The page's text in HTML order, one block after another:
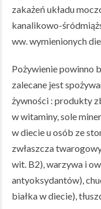
zakażeń układu
kanalikowo-
ww. wymienionych
Pożywienie powinno
zalecane jest
żywności : produkty
w witaminy, sole
w diecie u osób ze
zwłaszcza
wit. B2), warzywa i
antyoksydantów),
białka w diecie),